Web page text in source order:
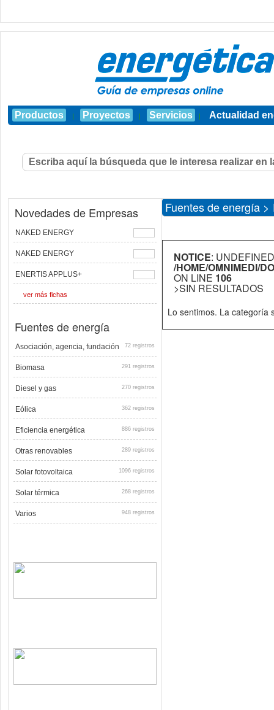
Productos | Proyectos | Servicios | Actualidad
Novedades de Empresas
NAKED ENERGY
NAKED ENERGY
ENERTIS APPLUS+
ver más fichas
Fuentes de energía
Asociación, agencia, fundación 72 registros
Biomasa 291 registros
Diesel y gas 270 registros
Eólica 362 registros
Eficiencia energética 886 registros
Otras renovables 289 registros
Solar fotovoltaica 1096 registros
Solar térmica 268 registros
Varios 948 registros
Fuentes de energía
NOTICE:
/HOME/OMNIMEDI/
ON LINE 106
>SIN RESULTADOS
Lo sentimos. La categoría